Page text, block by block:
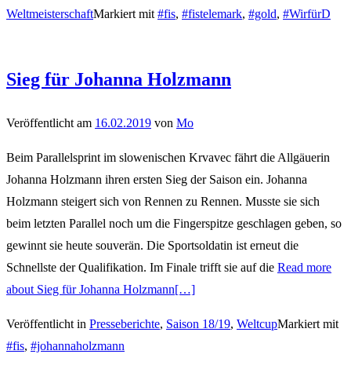
WeltmeisterschaftMarkiert mit #fis, #fistelemark, #gold, #WirfürD
Sieg für Johanna Holzmann
Veröffentlicht am 16.02.2019 von Mo
Beim Parallelsprint im slowenischen Krvavec fährt die Allgäuerin
Johanna Holzmann ihren ersten Sieg der Saison ein. Johanna
Holzmann steigert sich von Rennen zu Rennen. Musste sie sich
beim letzten Parallel noch um die Fingerspitze geschlagen geben, so
gewinnt sie heute souverän. Die Sportsoldatin ist erneut die
Schnellste der Qualifikation. Im Finale trifft sie auf die Read more
about Sieg für Johanna Holzmann[…]
Veröffentlicht in Presseberichte, Saison 18/19, WeltcupMarkiert mit
#fis, #johannaholzmann